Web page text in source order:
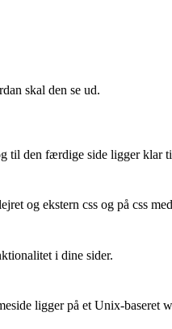
skal den se ud.
til den færdige side ligger klar
og ekstern css og på css
i dine sider.
ligger på et Unix-baseret